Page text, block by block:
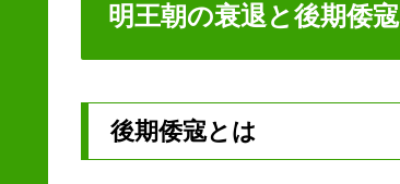
明王朝の衰退と後期倭寇
後期倭寇とは